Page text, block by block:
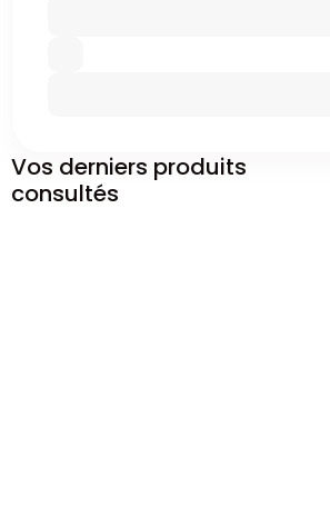
Vos derniers produits
consultés